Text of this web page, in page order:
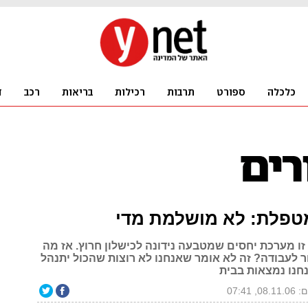
לא מושלמת מדי
מערכת יחסים שמטבעה נידונה לכישלון חרוץ. אז מה
לעבודה? זה לא אומר שאנחנו לא רוצות שהכול יתנהל
נמצאות בבית
07:41